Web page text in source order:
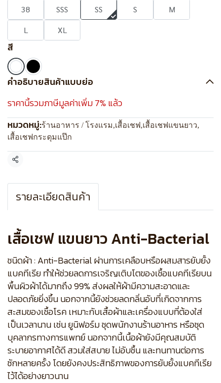
38 SSS SS S
M
L
XL
สี
คำอธิบายสินค้าแบบย่อ
ราคานี้รวมภาษีมูลค่าเพิ่ม 7% แล้ว
หมวดหมู่:ร้านอาหาร / โรงแรม,เสื้อเชฟ,เสื้อเชฟแขนยาว,
เสื้อเชฟกระดุมแป๊ก
แชร์
รายละเอียดสินค้า
เสื้อเชฟ แขนยาว Anti-Bacterial
ชนิดผ้า : Anti-Bacterial ผ่านการเคลือบหรือผสมสารยับยั้ง
แบคทีเรีย ทำให้ช่วยลดการเจริญเติบโตของเชื้อแบคทีเรียบน
พื้นผิวผ้าได้มากถึง 99% ส่งผลให้ผ้ามีความสะอาดและ
ปลอดภัยยิ่งขึ้น นอกจากนี้ยังช่วยลดกลิ่นอับที่เกิดจากการ
สะสมของเชื้อโรค เหมาะกับเสื้อผ้าและเครื่องแบบที่ต้องใส่
เป็นเวลานาน เช่น ยูนิฟอร์ม ชุดพนักงานร้านอาหาร หรือชุด
บุคลากรทางการแพทย์ นอกจากนี้เนื้อผ้ายังมีคุณสมบัติ
ระบายอากาศได้ดี สวมใส่สบาย ไม่อับชื้น และทนทานต่อการ
ซักหลายครั้ง โดยยังคงประสิทธิภาพของการยับยั้งแบคทีเรีย
ไว้ได้อย่างยาวนาน